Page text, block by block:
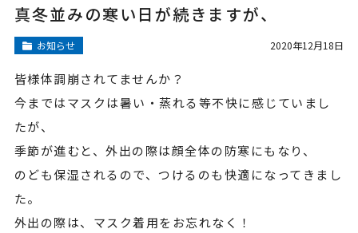
真冬並みの寒い日が続きますが、
お知らせ 2020年12月18日
皆様体調崩されてませんか？
今まではマスクは暑い・蒸れる等不快に感じていまし
たが、
季節が進むと、外出の際は顔全体の防寒にもなり、
のども保湿されるので、つけるのも快適になってきまし
た。
外出の際は、マスク着用をお忘れなく！